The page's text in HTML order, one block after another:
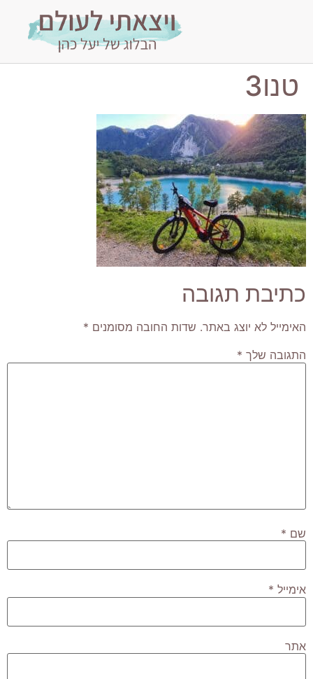
טנו3
כתיבת תגובה
האימייל לא יוצג באתר. שדות החובה מסומנים *
התגובה שלך *
שם *
אימייל *
אתר